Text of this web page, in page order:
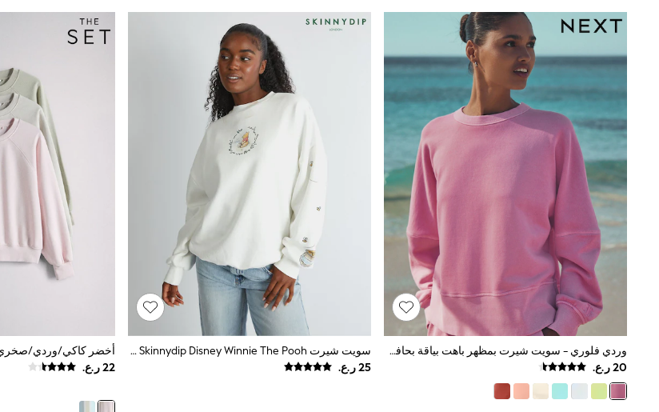
Shorts
Swimwear
Hats & Caps
Vests
Sunglasses
Beach Towels
Bags
Travel Bags
Luggage
Angel & Rocket
B by Ted Baker
Baker by Ted Baker
Boden
Lipsy
Love & Roses
Mint Velvet
Monsoon
River Island
Eid Holiday Collection
SCHOOLWEAR
All Boys Schoolwear
Shoes
Trousers
Shorts
Shirts
Polo Shirts
Sweatshirts & Jumpers
وردي فلوري - سويت شيرت بمظهر باهت بياقة بحافة مستديرة
سويت شيرت Skinnydip Disney Winnie The Pooh بتصميم مناظر طبيعية